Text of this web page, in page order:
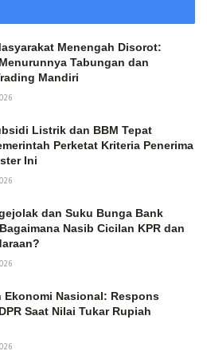
Menengah Disorot:
Tabungan dan
Mandiri
Listrik dan BBM Tepat
Perketat Kriteria Penerima
Ini
dan Suku Bunga Bank
Nasib Cicilan KPR dan
Ekonomi Nasional: Respons
Saat Nilai Tukar Rupiah